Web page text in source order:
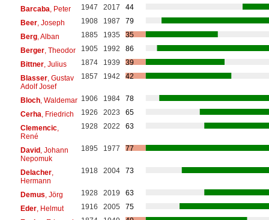
Barcaba , Peter 1947 2017
44
Beer, Joseph 1908 1987
79
Berg, Alban 1885 1935
35
Berger, Theodor 1905 1992
86
Bittner, Julius 1874 1939
39
Blasser, Gustav
Adolf Josef
1857 1942 42
Bloch, Waldemar 1906 1984
78
Cerha , Friedrich 1926 2023
65
Clemencic,
René
1928 2022 63
David, Johann
Nepomuk
1895 1977 77
Delacher,
Hermann
1918 2004 73
Demus , Jörg 1928 2019
63
Eder, Helmut 1916 2005
75